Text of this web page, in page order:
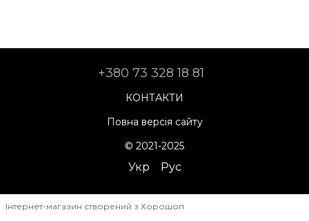
+380 73 328 18 81
КОНТАКТИ
Повна версія сайту
© 2021-2025
Укр Рус
Інтернет-магазин створений з Хорошоп